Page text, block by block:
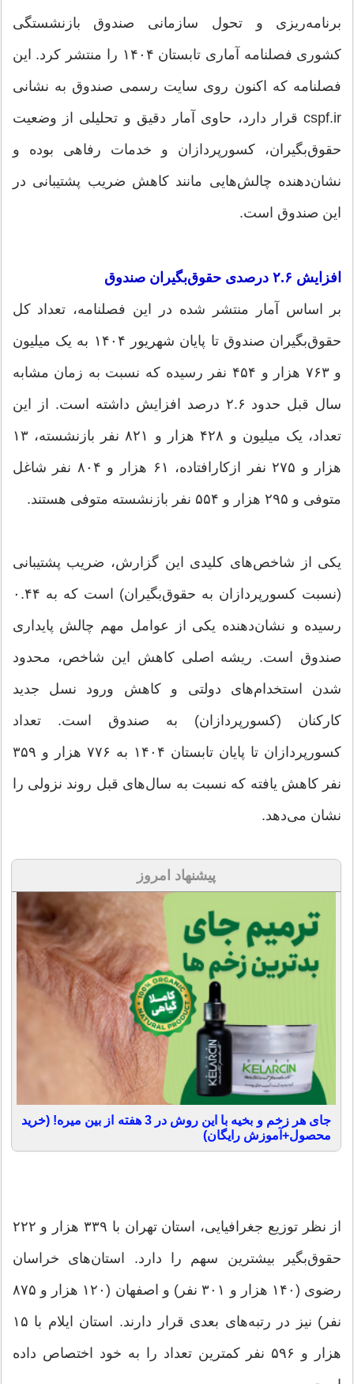
برنامه‌ریزی و تحول سازمانی صندوق بازنشستگی
کشوری فصلنامه آماری تابستان ۱۴۰۴ را منتشر کرد. این
فصلنامه که اکنون روی سایت رسمی صندوق به نشانی
cspf.ir قرار دارد، حاوی آمار دقیق و تحلیلی از وضعیت
حقوق‌بگیران، کسورپردازان و خدمات رفاهی بوده و
نشان‌دهنده چالش‌هایی مانند کاهش ضریب پشتیبانی در
این صندوق است.
افزایش ۲.۶ درصدی حقوق‌بگیران صندوق
بر اساس آمار منتشر شده در این فصلنامه، تعداد کل
حقوق‌بگیران صندوق تا پایان شهریور ۱۴۰۴ به یک میلیون
و ۷۶۳ هزار و ۴۵۴ نفر رسیده که نسبت به زمان مشابه
سال قبل حدود ۲.۶ درصد افزایش داشته است. از این
تعداد، یک میلیون و ۴۲۸ هزار و ۸۲۱ نفر بازنشسته، ۱۳
هزار و ۲۷۵ نفر ازکارافتاده، ۶۱ هزار و ۸۰۴ نفر شاغل
متوفی و ۲۹۵ هزار و ۵۵۴ نفر بازنشسته متوفی هستند.
یکی از شاخص‌های کلیدی این گزارش، ضریب پشتیبانی
(نسبت کسورپردازان به حقوق‌بگیران) است که به ۰.۴۴
رسیده و نشان‌دهنده یکی از عوامل مهم چالش پایداری
صندوق است. ریشه اصلی کاهش این شاخص، محدود
شدن استخدام‌های دولتی و کاهش ورود نسل جدید
کارکنان (کسورپردازان) به صندوق است. تعداد
کسورپردازان تا پایان تابستان ۱۴۰۴ به ۷۷۶ هزار و ۳۵۹
نفر کاهش یافته که نسبت به سال‌های قبل روند نزولی را
نشان می‌دهد.
پیشنهاد امروز
جای هر زخم و بخیه با این روش در 3 هفته از بین میره! (خرید
محصول+آموزش رایگان)
از نظر توزیع جغرافیایی، استان تهران با ۳۳۹ هزار و ۲۲۲
حقوق‌بگیر بیشترین سهم را دارد. استان‌های خراسان
رضوی (۱۴۰ هزار و ۳۰۱ نفر) و اصفهان (۱۲۰ هزار و ۸۷۵
نفر) نیز در رتبه‌های بعدی قرار دارند. استان ایلام با ۱۵
هزار و ۵۹۶ نفر کمترین تعداد را به خود اختصاص داده